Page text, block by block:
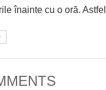
înainte cu o oră.